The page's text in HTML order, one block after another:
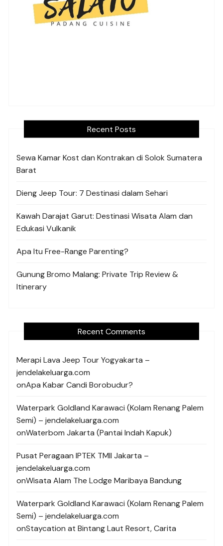
Recent Posts
Sewa Kamar Kost dan Kontrakan di Solok Sumatera
Barat
Dieng Jeep Tour: 7 Destinasi dalam Sehari
Kawah Darajat Garut: Destinasi Wisata Alam dan
Edukasi Vulkanik
Apa Itu Free-Range Parenting?
Gunung Bromo Malang: Private Trip Review &
Itinerary
Recent Comments
Merapi Lava Jeep Tour Yogyakarta –
jendelakeluarga.com
onApa Kabar Candi Borobudur?
Waterpark Goldland Karawaci (Kolam Renang Palem
Semi) – jendelakeluarga.com
onWaterbom Jakarta (Pantai Indah Kapuk)
Pusat Peragaan IPTEK TMII Jakarta –
jendelakeluarga.com
onWisata Alam The Lodge Maribaya Bandung
Waterpark Goldland Karawaci (Kolam Renang Palem
Semi) – jendelakeluarga.com
onStaycation at Bintang Laut Resort, Carita